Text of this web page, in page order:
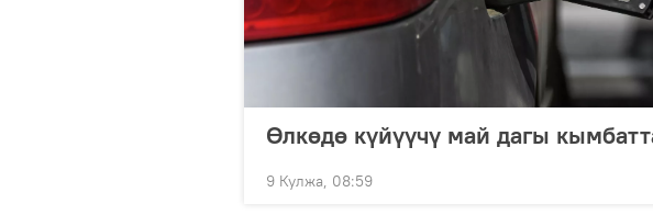
Өлкөдө күйүүчү май дагы
9 Кулжа, 08:59